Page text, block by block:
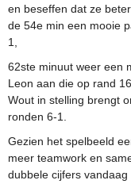
en beseffen dat ze
de 54e min een mooie
1,
62ste minuut weer een
Leon aan die op rand
Wout in stelling brengt
ronden 6-1.
Gezien het spelbeeld
meer teamwork en
dubbele cijfers